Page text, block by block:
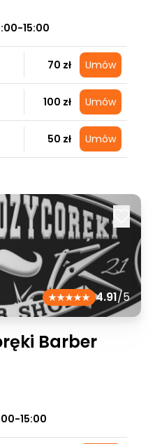
15:00
70 zł Umów
100 zł Umów
50 zł Umów
4.91/5
Barber
15:00